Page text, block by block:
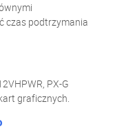
czas podtrzymania
PX-G
graficznych.